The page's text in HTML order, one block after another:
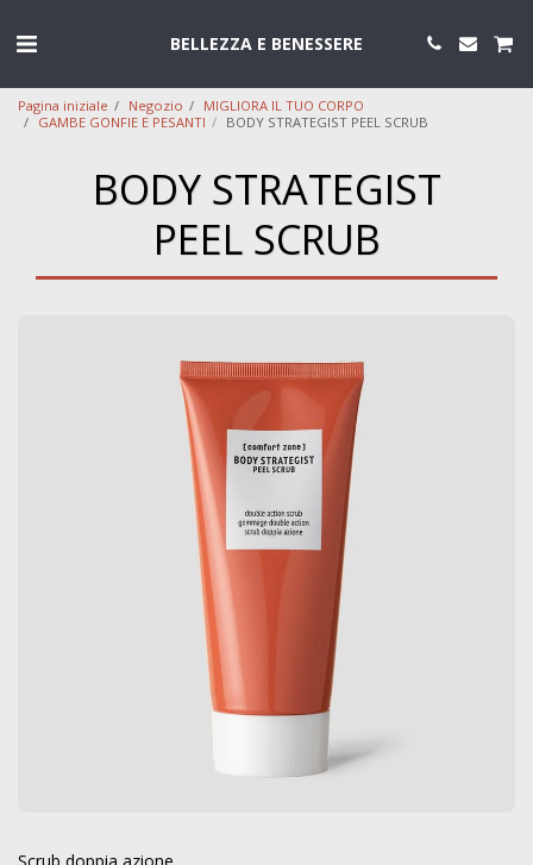
BELLEZZA E BENESSERE
Pagina iniziale Negozio
MIGLIORA IL TUO CORPO
GAMBE GONFIE E PESANTI
BODY STRATEGIST PEEL SCRUB
BODY STRATEGIST
PEEL SCRUB